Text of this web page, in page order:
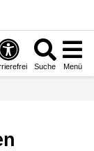
Suche Menü